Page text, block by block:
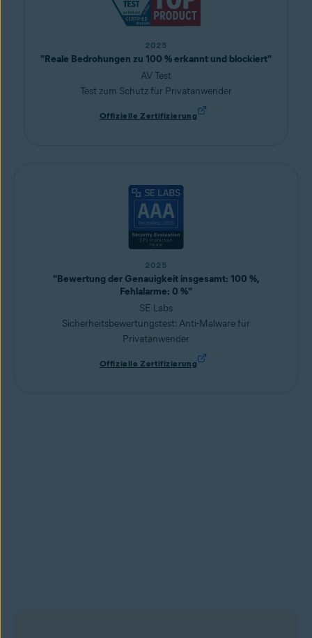
2025
"Reale Bedrohungen zu 100 % erkannt und blockiert"
AV Test
Test zum Schutz für Privatanwender
Offizielle Zertifizierung
2025
"Bewertung der Genauigkeit insgesamt: 100 %,
Fehlalarme: 0 %"
SE Labs
Sicherheitsbewertungstest: Anti-Malware für
Privatanwender
Offizielle Zertifizierung